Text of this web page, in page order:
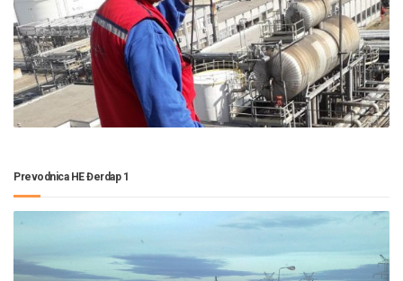
Prevodnica HE Đerdap 1